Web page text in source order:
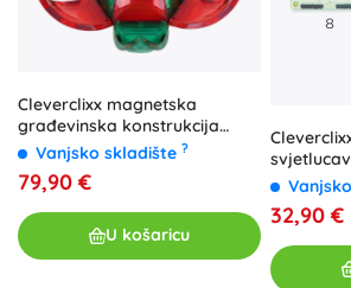
Cleverclixx magnetska
građevinska konstrukcija
Curved Dome Pack Intense
(47 kom)
Vanjsko skladište ?
79,90 €
U košaricu
ružičaste,
32,90 €